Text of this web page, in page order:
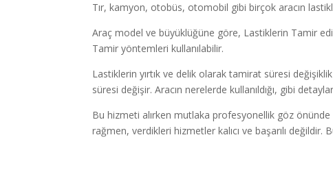
Tır, kamyon, otobüs, otomobil gibi birçok aracın
Araç model ve büyüklüğüne göre, Lastiklerin Tamir
Tamir yöntemleri kullanılabilir.
Lastiklerin yırtık ve delik olarak tamirat süresi
süresi değişir. Aracın nerelerde kullanıldığı, gibi
Bu hizmeti alırken mutlaka profesyonellik göz
rağmen, verdikleri hizmetler kalıcı ve başarılı